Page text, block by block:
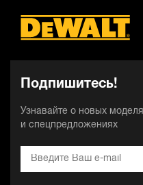
Подпишитесь!
Узнавайте о новых
и спецпредложениях